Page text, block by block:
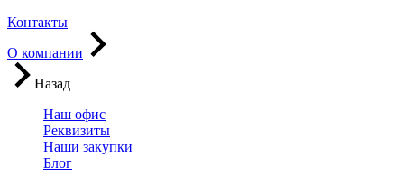
Контакты
О компании
Назад
Наш офис
Реквизиты
Наши закупки
Блог